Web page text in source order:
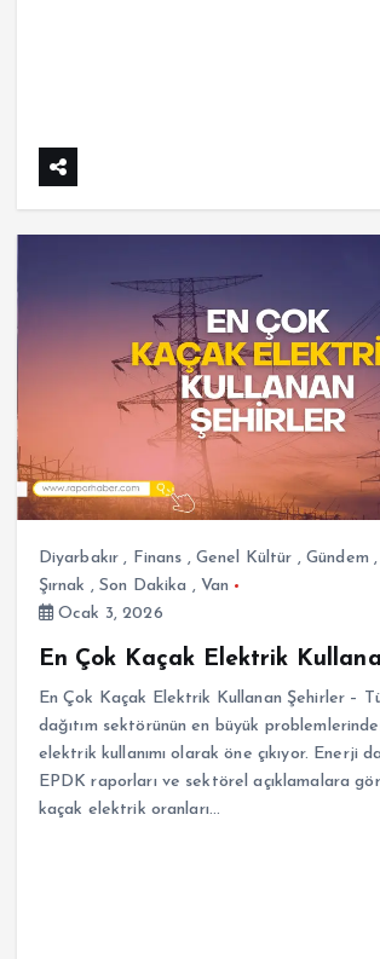
Diyarbakır , Finans , Genel Kültür , Gündem ,
Şırnak , Son Dakika , Van
Ocak 3, 2026
En Çok Kaçak Elektrik
En Çok Kaçak Elektrik Kullanan Şehirler –
dağıtım sektörünün en büyük
elektrik kullanımı olarak öne çıkıyor. Enerji
EPDK raporları ve sektörel açıklamalara
kaçak elektrik oranları…